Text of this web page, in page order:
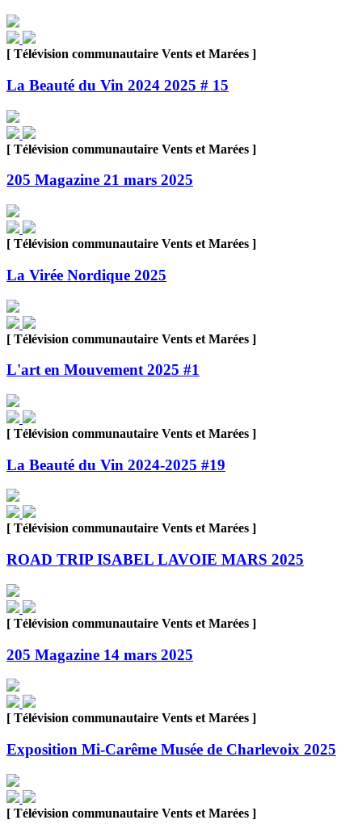
[ Télévision communautaire Vents et Marées ]
La Beauté du Vin 2024 2025 # 15
[ Télévision communautaire Vents et Marées ]
205 Magazine 21 mars 2025
[ Télévision communautaire Vents et Marées ]
La Virée Nordique 2025
[ Télévision communautaire Vents et Marées ]
L'art en Mouvement 2025 #1
[ Télévision communautaire Vents et Marées ]
La Beauté du Vin 2024-2025 #19
[ Télévision communautaire Vents et Marées ]
ROAD TRIP ISABEL LAVOIE MARS 2025
[ Télévision communautaire Vents et Marées ]
205 Magazine 14 mars 2025
[ Télévision communautaire Vents et Marées ]
Exposition Mi-Carême Musée de Charlevoix 2025
[ Télévision communautaire Vents et Marées ]